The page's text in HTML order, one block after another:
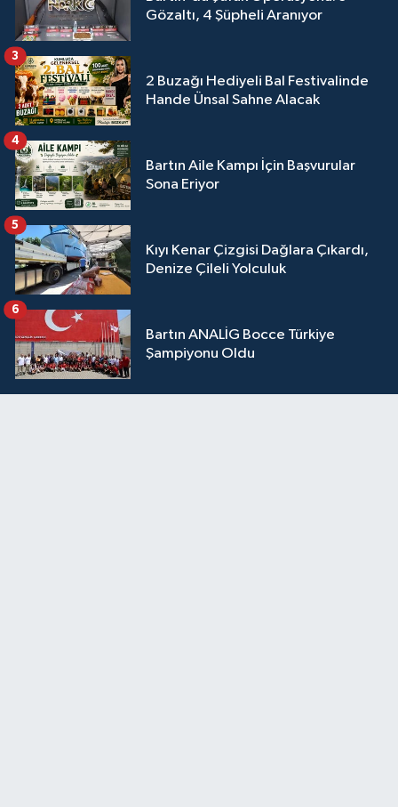
Gözaltı, 4 Şüpheli Aranıyor
2 Buzağı Hediyeli Bal Festivalinde
Hande Ünsal Sahne Alacak
3
Bartın Aile Kampı İçin Başvurular
Sona Eriyor
4
Kıyı Kenar Çizgisi Dağlara Çıkardı,
Denize Çileli Yolculuk
5
Bartın ANALİG Bocce Türkiye
Şampiyonu Oldu
6